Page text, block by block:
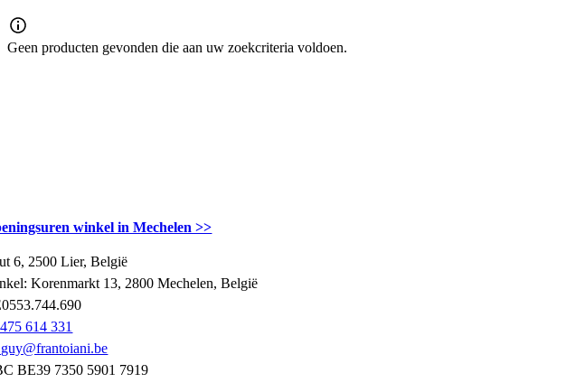
Geen producten gevonden die aan uw zoekcriteria voldoen.
winkel in Mechelen >>
6, 2500 Lier, België
Korenmarkt 13, 2800 Mechelen, België
614 331
BE39 7350 5901 7919